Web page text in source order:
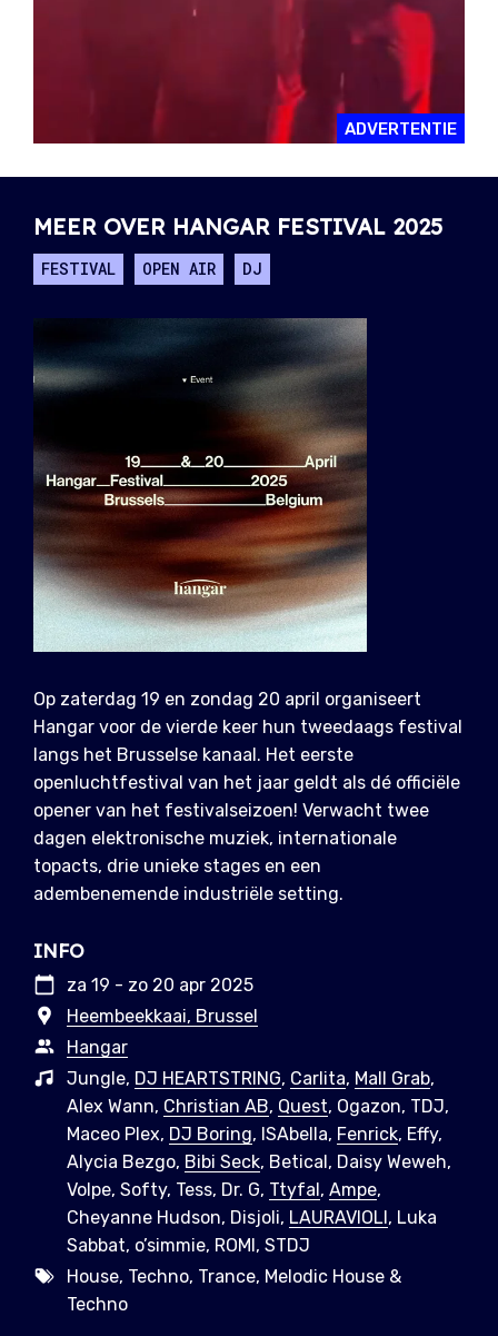
ADVERTENTIE
MEER OVER HANGAR FESTIVAL 2025
FESTIVAL OPEN AIR DJ
Op zaterdag 19 en zondag 20 april organiseert
Hangar voor de vierde keer hun tweedaags festival
langs het Brusselse kanaal. Het eerste
openluchtfestival van het jaar geldt als dé officiële
opener van het festivalseizoen! Verwacht twee
dagen elektronische muziek, internationale
topacts, drie unieke stages en een
adembenemende industriële setting.
INFO
za 19 - zo 20 apr 2025
Heembeekkaai, Brussel
Hangar
Jungle, DJ HEARTSTRING, Carlita, Mall Grab,
Alex Wann, Christian AB, Quest, Ogazon, TDJ,
Maceo Plex, DJ Boring, ISAbella, Fenrick, Effy,
Alycia Bezgo, Bibi Seck, Betical, Daisy Weweh,
Volpe, Softy, Tess, Dr. G, Ttyfal, Ampe,
Cheyanne Hudson, Disjoli, LAURAVIOLI, Luka
Sabbat, o’simmie, ROMI, STDJ
House, Techno, Trance, Melodic House &
Techno